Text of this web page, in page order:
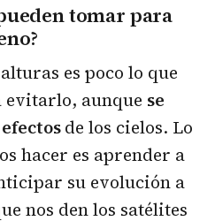
tomar para
es poco lo que
evitarlo, aunque se
de los cielos. Lo
hacer es aprender a
su evolución a
nos den los satélites